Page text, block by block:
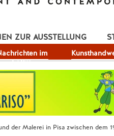
im
Fokus
ZUR AUSSTELLUNG
der Malerei in Pisa zwischen dem